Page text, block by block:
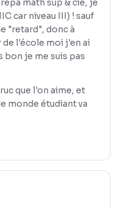
math sup & cie, je
car niveau III) ! sauf
"retard", donc à
l'école moi j'en ai
bon je me suis pas
que l'on aime, et
monde étudiant va